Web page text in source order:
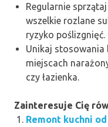
Regularnie
wszelkie rozlane
ryzyko poślizgnięć.
Unikaj stosowania
miejscach
czy łazienka.
Zainteresuje Cię
Remont kuchni